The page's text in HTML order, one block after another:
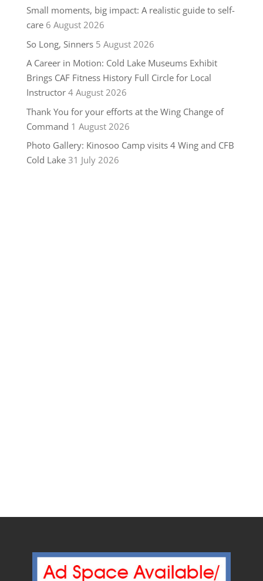
Small moments, big impact: A realistic guide to self-
care 6 August 2026
So Long, Sinners 5 August 2026
A Career in Motion: Cold Lake Museums Exhibit
Brings CAF Fitness History Full Circle for Local
Instructor 4 August 2026
Thank You for your efforts at the Wing Change of
Command 1 August 2026
Photo Gallery: Kinosoo Camp visits 4 Wing and CFB
Cold Lake 31 July 2026